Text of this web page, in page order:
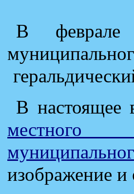
В феврале
В настоящее
местного
изображение и